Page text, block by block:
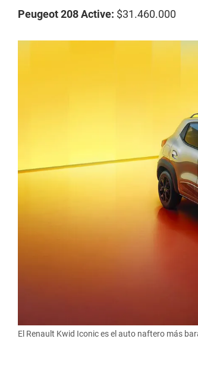
Peugeot 208 Active: $31.460.000
El Renault Kwid Iconic es el auto naftero más